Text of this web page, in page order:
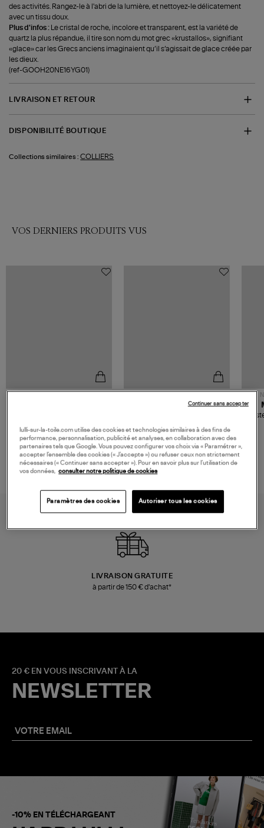
des activités. Rangez-le à l'abri de la lumière, et nettoyez-le délicatement
avec un tissu doux.
Plus d'infos :
Le cristal de roche, incolore et transparent, est la variété de
quartz la plus répandue, il tire son nom du mot grec «krustallos», signifiant
«glace» car les Grecs anciens imaginaient qu’il s’agissait de glace créée par
les dieux.
(ref-GOOH20NE16YG01)
LIVRAISON ET RETOUR
DISPONIBILITÉ BOUTIQUE
Collections similaires : COLLIERS
VOS DERNIERS PRODUITS VUS
480,00 € 189,00 €
TORAL
LIVRAISON GRATUITE
à partir de 150 € d'achat*
20 € EN VOUS INSCRIVANT À LA
NEWSLETTER
-10% EN TÉLÉCHARGEANT
lulli-sur-la-toile.com utilise des cookies et technologies similaires à des fins de
performance, personnalisation, publicité et analyses, en collaboration avec des
partenaires tels que Google. Vous pouvez configurer vos choix via « Paramétrer »,
accepter l’ensemble des cookies (« J’accepte ») ou refuser ceux non strictement
nécessaires (« Continuer sans accepter »). Pour en savoir plus sur l’utilisation de
vos données, consulter notre politique de cookies
Paramètres des cookies Autoriser tous les cookies
Continuer sans accepter